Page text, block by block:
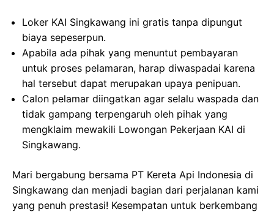
Loker KAI Singkawang ini gratis tanpa dipungut
biaya sepeserpun.
Apabila ada pihak yang menuntut pembayaran
untuk proses pelamaran, harap diwaspadai karena
hal tersebut dapat merupakan upaya penipuan.
Calon pelamar diingatkan agar selalu waspada dan
tidak gampang terpengaruh oleh pihak yang
mengklaim mewakili Lowongan Pekerjaan KAI di
Singkawang.
Mari bergabung bersama PT Kereta Api Indonesia di
Singkawang dan menjadi bagian dari perjalanan kami
yang penuh prestasi! Kesempatan untuk berkembang